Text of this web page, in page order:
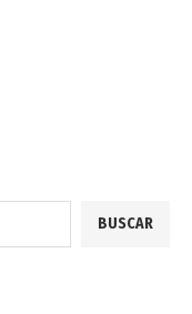
BUSCAR